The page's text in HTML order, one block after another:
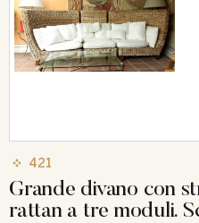
421
Grande divano con
rattan a tre moduli.